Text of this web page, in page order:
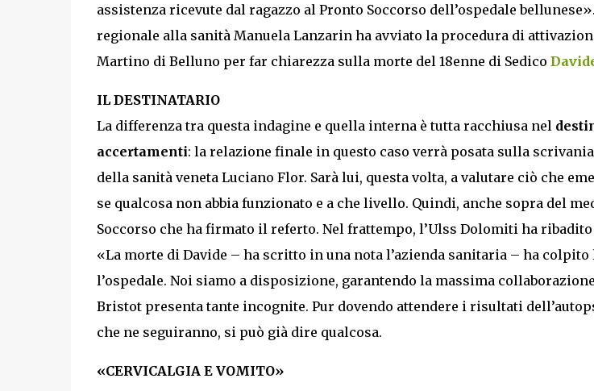
assistenza ricevute dal ragazzo al Pronto Soccorso dell’ospedale
regionale alla sanità Manuela Lanzarin ha avviato la procedura di
Martino di Belluno per far chiarezza sulla morte del 18enne di Sedico
IL DESTINATARIO
La differenza tra questa indagine e quella interna è tutta racchiusa nel
accertamenti: la relazione finale in questo caso verrà posata sulla
della sanità veneta Luciano Flor. Sarà lui, questa volta, a valutare ciò che
se qualcosa non abbia funzionato e a che livello. Quindi, anche sopra del
Soccorso che ha firmato il referto. Nel frattempo, l’Ulss Dolomiti ha
«La morte di Davide – ha scritto in una nota l’azienda sanitaria – ha colpito
l’ospedale. Noi siamo a disposizione, garantendo la massima
Bristot presenta tante incognite. Pur dovendo attendere i risultati
che ne seguiranno, si può già dire qualcosa.
«CERVICALGIA E VOMITO»